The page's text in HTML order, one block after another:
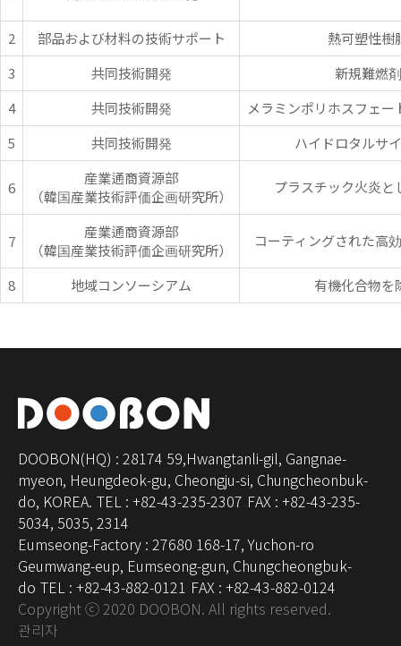
2 部品および材料の技術サポート
熱可塑性樹
3
共同技術開発
新規難燃
4
共同技術開発
メラミンポリホスフェ
5
共同技術開発 ハイドロタルサ
6
産業通商資源部
（韓国産業技術評価企画研究所）
プラスチック火炎
7
産業通商資源部
（韓国産業技術評価企画研究所）
コーティングされた高
8 地域コンソーシアム 有機化合物を
DOOBON(HQ) : 28174 59,Hwangtanli-gil, Gangnae-
myeon, Heungdeok-gu, Cheongju-si, Chungcheonbuk-
do, KOREA. TEL : +82-43-235-2307 FAX : +82-43-235-
5034, 5035, 2314
Eumseong-Factory : 27680 168-17, Yuchon-ro
Geumwang-eup, Eumseong-gun, Chungcheongbuk-
do TEL : +82-43-882-0121 FAX : +82-43-882-0124
Copyright ⓒ 2020 DOOBON. All rights reserved.
관리자